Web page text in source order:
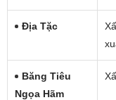
Địa Tặc
Băng Tiêu
Ngọa Hãm